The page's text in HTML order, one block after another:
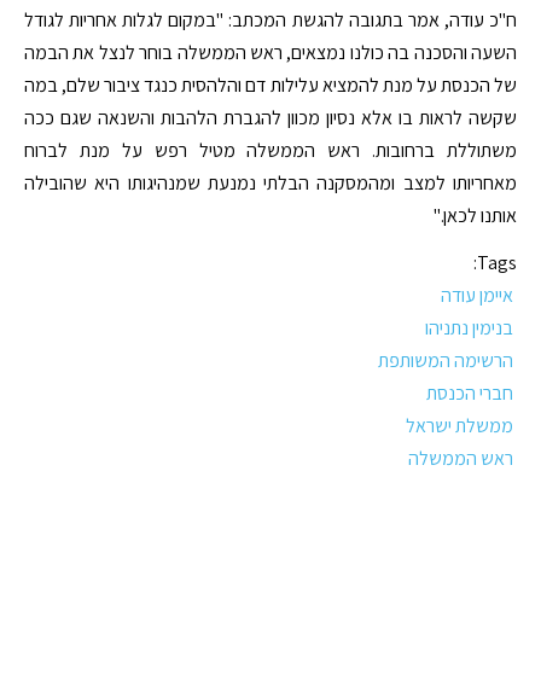
ח"כ עודה, אמר בתגובה להגשת המכתב: "במקום לגלות אחריות לגודל
השעה והסכנה בה כולנו נמצאים, ראש הממשלה בוחר לנצל את הבמה
של הכנסת על מנת להמציא עלילות דם והלהסית כנגד ציבור שלם, במה
שקשה לראות בו אלא נסיון מכוון להגברת הלהבות והשנאה שגם ככה
משתוללת ברחובות. ראש הממשלה מטיל רפש על מנת לברוח
מאחריותו למצב ומהמסקנה הבלתי נמנעת שמנהיגותו היא שהובילה
אותנו לכאן."
Tags:
איימן עודה
בנימין נתניהו
הרשימה המשותפת
חברי הכנסת
ממשלת ישראל
ראש הממשלה